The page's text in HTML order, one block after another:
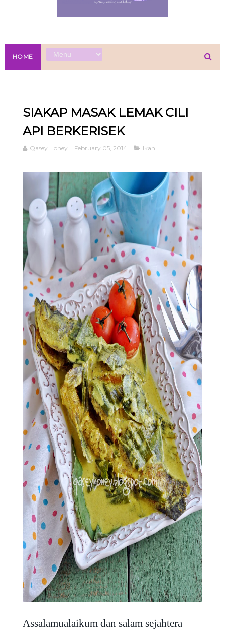
HOME
SIAKAP MASAK LEMAK CILI
API BERKERISEK
Qasey Honey February 05, 2014 Ikan
Assalamualaikum dan salam sejahtera